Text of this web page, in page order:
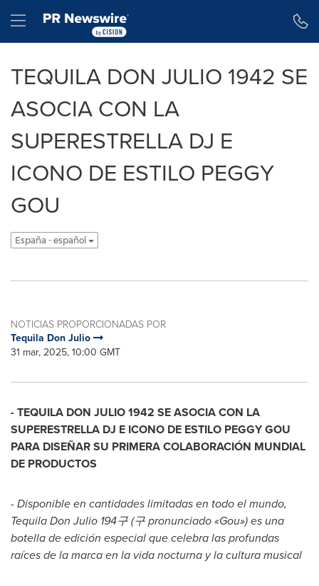
Hamburger menu
TEQUILA DON JULIO 1942 SE
ASOCIA CON LA
SUPERESTRELLA DJ E
ICONO DE ESTILO PEGGY
GOU
España - español
NOTICIAS PROPORCIONADAS POR
Tequila Don Julio
31 mar, 2025, 10:00 GMT
-TEQUILA DON JULIO1942 SE ASOCIA CON LA
SUPERESTRELLA DJ E ICONO DE ESTILO PEGGY GOU
PARA DISEÑAR SU PRIMERA COLABORACIÓN MUNDIAL
DE PRODUCTOS
- Disponible en cantidades limitadas en todo el mundo,
Tequila Don Julio 194구(구pronunciado «Gou») es una
botella de edición especial que celebra las profundas
raíces de la marca en la vida nocturna y la cultura musical